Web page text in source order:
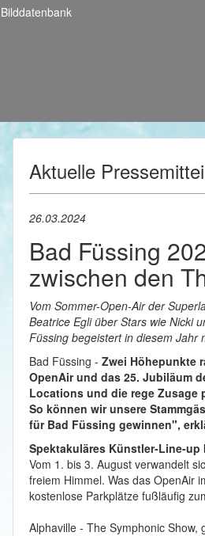
Bilddatenbank
Aktuelle
26.03.2024
Bad Füssing
zwischen den
Vom Sommer-Open-Air der
Beatrice Egli über Stars wie Nicki
Füssing begeistert in diesem Jahr
Bad Füssing - Zwei Höhepunkte
OpenAir und das 25. Jubiläum
Locations und die rege
So können wir unsere
für Bad Füssing gewinnen",
Spektakuläres Künstler-Line-up
Vom 1. bis 3. August verwandelt
freiem Himmel. Was das OpenAir
kostenlose Parkplätze fußläufig
Alphaville - The Symphonic